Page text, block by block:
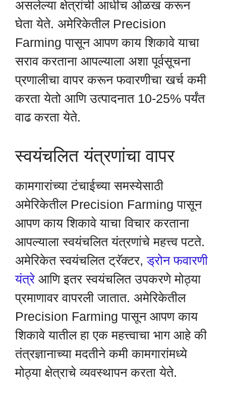
असलेल्या क्षेत्रांची आधीच ओळख करून
घेता येते. अमेरिकेतील Precision
Farming पासून आपण काय शिकावे याचा
सराव करताना आपल्याला अशा पूर्वसूचना
प्रणालीचा वापर करून फवारणीचा खर्च कमी
करता येतो आणि उत्पादनात 10-25% पर्यंत
वाढ करता येते.
स्वयंचलित यंत्रणांचा वापर
कामगारांच्या टंचाईच्या समस्येसाठी
अमेरिकेतील Precision Farming पासून
आपण काय शिकावे याचा विचार करताना
आपल्याला स्वयंचलित यंत्रणांचे महत्त्व पटते.
अमेरिकेत स्वयंचलित ट्रॅक्टर,ड्रोन फवारणी
यंत्रे आणि इतर स्वयंचलित उपकरणे मोठ्या
प्रमाणावर वापरली जातात. अमेरिकेतील
Precision Farming पासून आपण काय
शिकावे यातील हा एक महत्त्वाचा भाग आहे की
तंत्रज्ञानाच्या मदतीने कमी कामगारांमध्ये
मोठ्या क्षेत्राचे व्यवस्थापन करता येते.